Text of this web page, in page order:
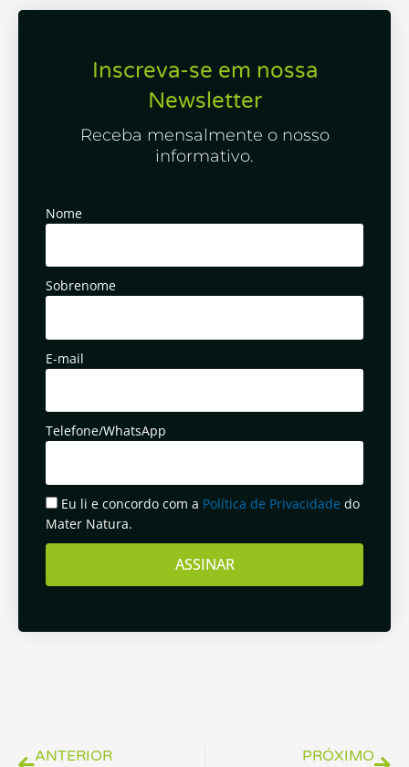
Inscreva-se em nossa
Newsletter
Receba mensalmente o nosso
informativo.
Nome
Sobrenome
E-mail
Telefone/WhatsApp
Eu li e concordo com a Política de Privacidade do
Mater Natura.
ASSINAR
ANTERIOR PRÓXIMO